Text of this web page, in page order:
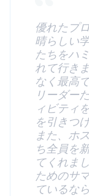
優れたプ
晴らしい
たちをハ
れて行き
なく最高
リーダー
ィビティ
を引きつ
また、ホ
ち全員を
てくれま
ためのサ
ているな